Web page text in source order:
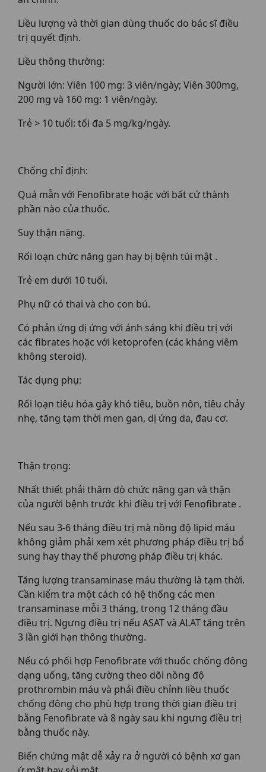
Liều lượng và thời gian dùng thuốc do bác sĩ điều
trị quyết định.
Liều thông thường:
Người lớn: Viên 100 mg: 3 viên/ngày; Viên 300mg,
200 mg và 160 mg: 1 viên/ngày.
Trẻ > 10 tuổi: tối đa 5 mg/kg/ngày.
Chống chỉ định:
Quá mẫn với Fenofibrate hoặc với bất cứ thành
phần nào của thuốc.
Suy thận nặng.
Rối loạn chức năng gan hay bị bệnh túi mật .
Trẻ em dưới 10 tuổi.
Phụ nữ có thai và cho con bú.
Có phản ứng dị ứng với ánh sáng khi điều trị với
các fibrates hoặc với ketoprofen (các kháng viêm
không steroid).
Tác dụng phụ:
Rối loạn tiêu hóa gây khó tiêu, buồn nôn, tiêu chảy
nhẹ, tăng tạm thời men gan, dị ứng da, đau cơ.
Thận trọng:
Nhất thiết phải thăm dò chức năng gan và thận
của người bệnh trước khi điều trị với Fenofibrate .
Nếu sau 3-6 tháng điều trị mà nồng độ lipid máu
không giảm phải xem xét phương pháp điều trị bổ
sung hay thay thế phương pháp điều trị khác.
Tăng lượng transaminase máu thường là tạm thời.
Cần kiểm tra một cách có hệ thống các men
transaminase mỗi 3 tháng, trong 12 tháng đầu
điều trị. Ngưng điều trị nếu ASAT và ALAT tăng trên
3 lần giới hạn thông thường.
Nếu có phối hợp Fenofibrate với thuốc chống đông
dạng uống, tăng cường theo dõi nồng độ
prothrombin máu và phải điều chỉnh liều thuốc
chống đông cho phù hợp trong thời gian điều trị
bằng Fenofibrate và 8 ngày sau khi ngưng điều trị
bằng thuốc này.
Biến chứng mật dễ xảy ra ở người có bệnh xơ gan